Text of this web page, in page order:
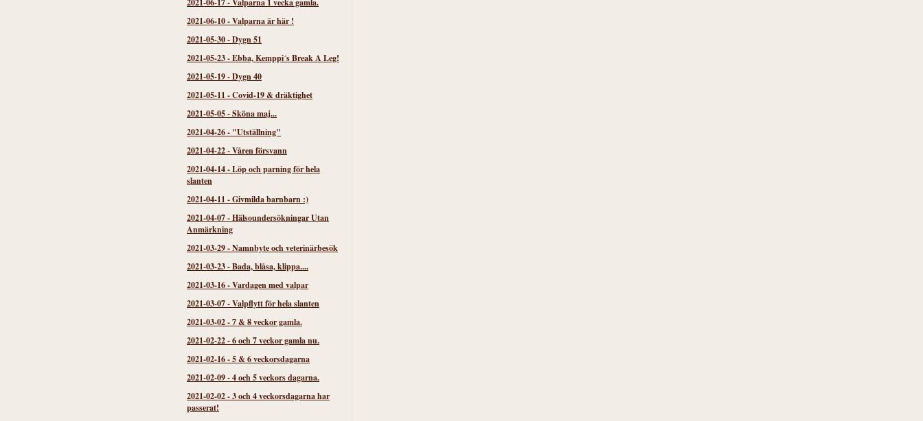
2021-06-10-Valparna är här !
2021-05-30-Dygn 51
2021-05-23-Ebba, Kemppi´s Break A Leg!
2021-05-19-Dygn 40
2021-05-11 -Covid-19 & dräktighet
2021-05-05-Sköna maj...
2021-04-26- "Utställning"
2021-04-22-Våren försvann
2021-04-14-Löp och parning för hela
slanten
2021-04-11 -Givmilda barnbarn :)
2021-04-07-Hälsoundersökningar Utan
Anmärkning
2021-03-29-Namnbyte och veterinärbesök
2021-03-23-Bada, blåsa, klippa....
2021-03-16-Vardagen med valpar
2021-03-07-Valpflytt för hela slanten
2021-03-02-7 & 8 veckor gamla.
2021-02-22-6 och 7 veckor gamla nu.
2021-02-16-5 & 6 veckorsdagarna
2021-02-09-4 och 5 veckors dagarna.
2021-02-02-3 och 4 veckorsdagarna har
passerat!